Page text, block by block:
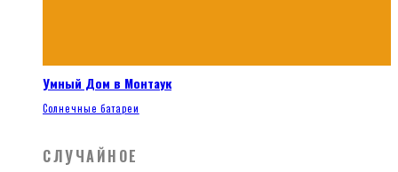
Умный Дом в Монтаук
Солнечные батареи
СЛУЧАЙНОЕ